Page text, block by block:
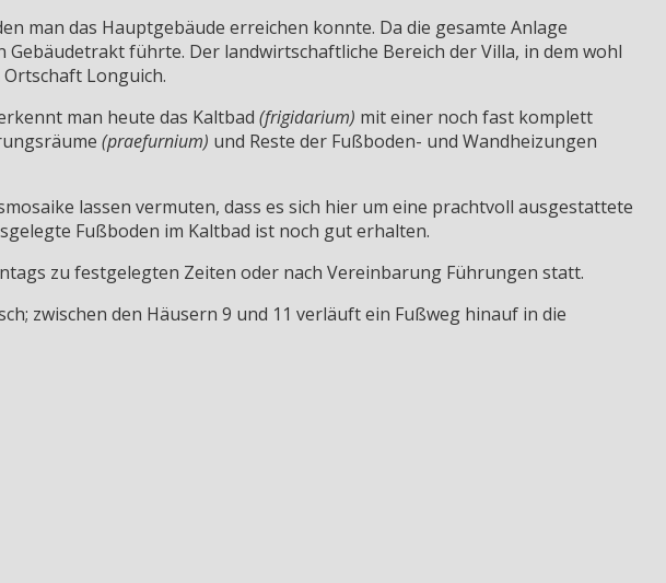
man das Hauptgebäude erreichen konnte. Da die gesamte Anlage
führte. Der landwirtschaftliche Bereich der Villa, in dem wohl
Longuich.
man heute das Kaltbad (frigidarium) mit einer noch fast komplett
(praefurnium) und Reste der Fußboden- und Wandheizungen
lassen vermuten, dass es sich hier um eine prachtvoll ausgestattete
Fußboden im Kaltbad ist noch gut erhalten.
zu festgelegten Zeiten oder nach Vereinbarung Führungen statt.
zwischen den Häusern 9 und 11 verläuft ein Fußweg hinauf in die